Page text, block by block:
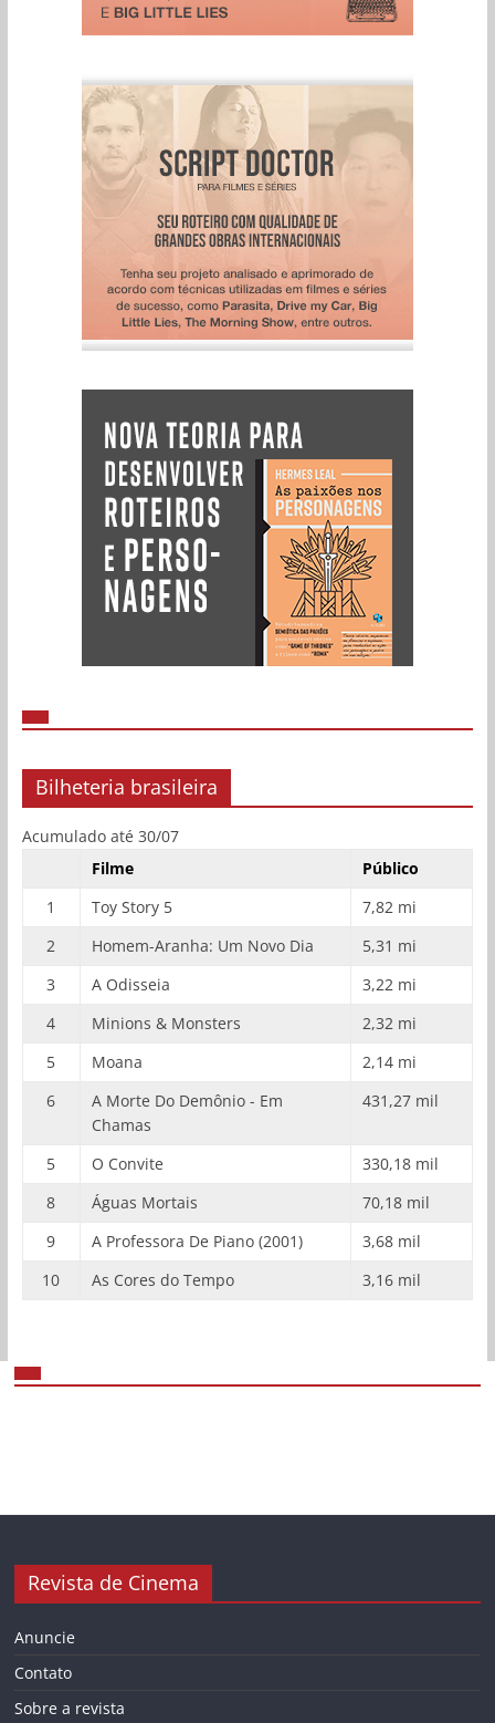
Bilheteria brasileira
Acumulado até 30/07
Filme
Público
1
Toy Story 5
7,82 mi
2
Homem-Aranha: Um Novo Dia
5,31 mi
3
A Odisseia
3,22 mi
4
Minions & Monsters
2,32 mi
5
Moana
2,14 mi
6
A Morte Do Demônio - Em
Chamas
431,27 mil
5 O Convite
330,18 mil
8
Águas Mortais
70,18 mil
9
A Professora De Piano (2001)
3,68 mil
10
As Cores do Tempo 3,16 mil
Revista de Cinema
Anuncie
Contato
Sobre a revista